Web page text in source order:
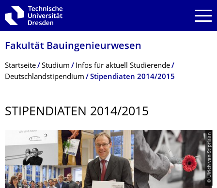
Zur Hauptnavigation springen
Zur Suche springen
Zum Inhalt springen
Fakultät Bauingenieurwesen
Breadcrumb-Menü
Startseite Studium
Infos für aktuell Studierende
Deutschlandstipendium
Stipendiaten 2014/2015
STIPENDIATEN 2014/2015
© Ulrich van Stipriaan